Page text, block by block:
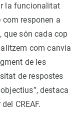
la funcionalitat
com responen a
que són cada cop
com canvia
de les
de respostes
destaca
CREAF.